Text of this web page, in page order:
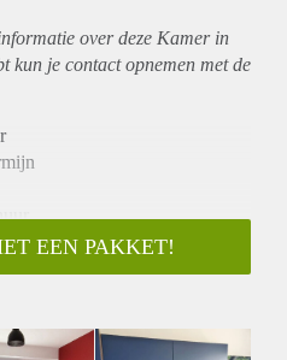
over deze Kamer in
kun je contact opnemen met de
EEN PAKKET!